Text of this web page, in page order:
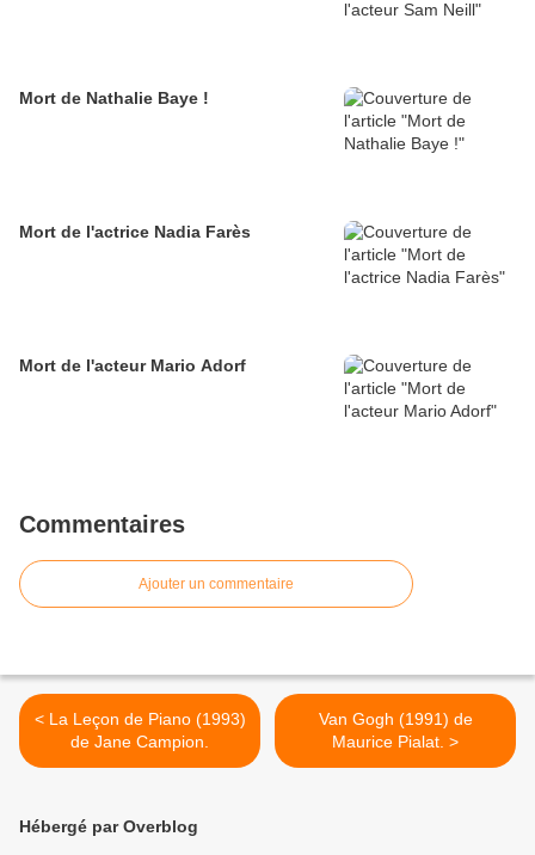
Mort de Nathalie Baye !
Mort de l'actrice Nadia Farès
Mort de l'acteur Mario Adorf
Commentaires
Ajouter un commentaire
< La Leçon de Piano (1993)
de Jane Campion.
Van Gogh (1991) de
Maurice Pialat. >
Hébergé par Overblog